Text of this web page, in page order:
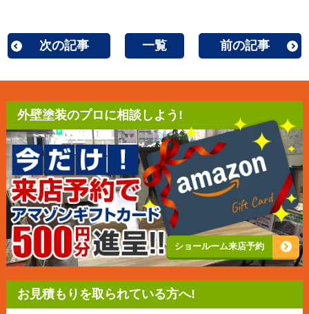
次の記事 一覧 前の記事
外壁塗装のプロに相談しよう!
ショールーム来店予約
お見積もりを取られている方へ!